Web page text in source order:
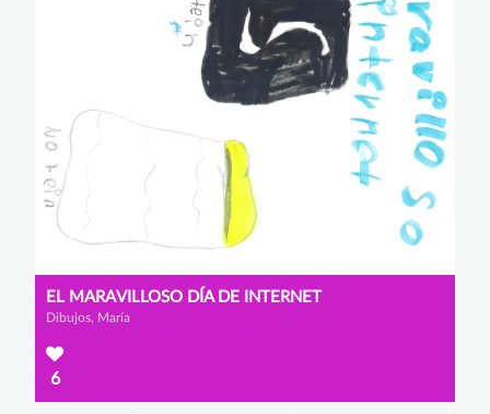
EL MARAVILLOSO DÍA DE INTERNET
Dibujos, María
6